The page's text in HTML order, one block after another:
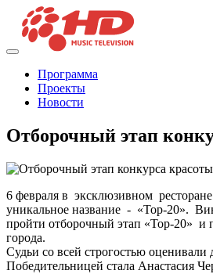
Программа
Проекты
Новости
Отборочный этап
6 февраля в эксклюзивном
уникальное название - «Top-20».
пройти отборочный этап «Top-20» и
города.
Судьи со всей строгостью
Победительницей стала Анастасия